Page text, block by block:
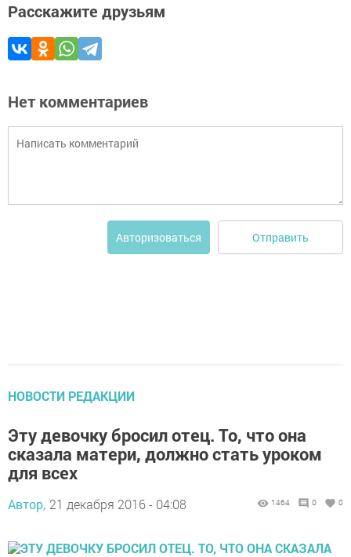
Расскажите друзьям
Нет комментариев
Авторизоваться Отправить
НОВОСТИ РЕДАКЦИИ
Эту девочку бросил отец. То, что она
сказала матери, должно стать уроком
для всех
Автор, 21 декабря 2016 - 04:08 1464 0 0